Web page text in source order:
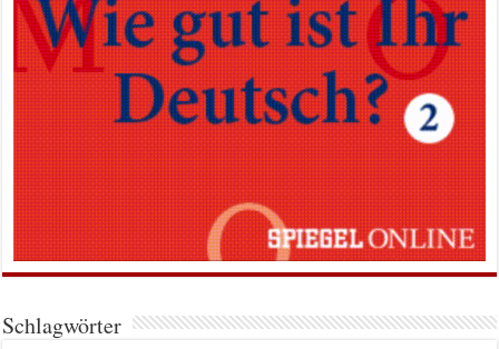
Schlagwörter